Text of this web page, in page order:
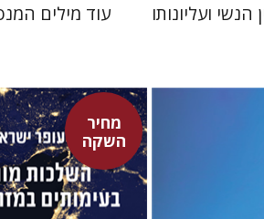
ועליונותו עוד מילים
מחיר
השקה
עופר ישראלי
גיא הרלינג